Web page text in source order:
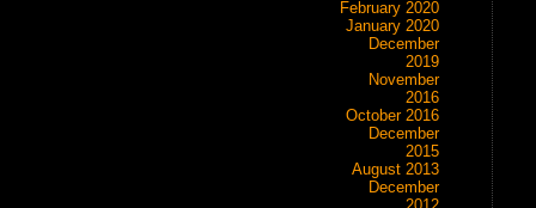
February 2020
January 2020
December
2019
November
2016
October 2016
December
2015
August 2013
December